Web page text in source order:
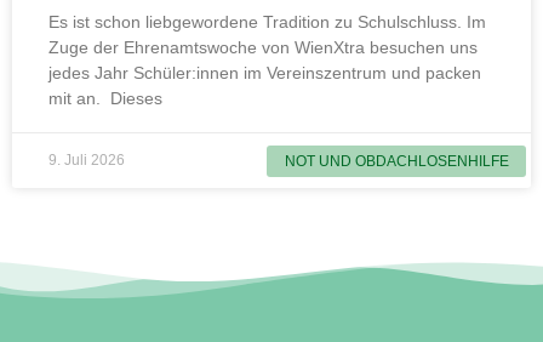
NOT UND OBDACHLOSENHILFE
Es ist schon liebgewordene Tradition zu Schulschluss. Im
Zuge der Ehrenamtswoche von WienXtra besuchen uns
jedes Jahr Schüler:innen im Vereinszentrum und packen
mit an. Dieses
9. Juli 2026